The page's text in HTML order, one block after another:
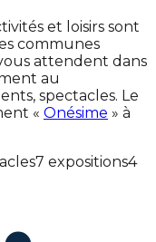
et loisirs sont
communes
attendent dans
au
spectacles. Le
« Onésime » à
7 expositions4